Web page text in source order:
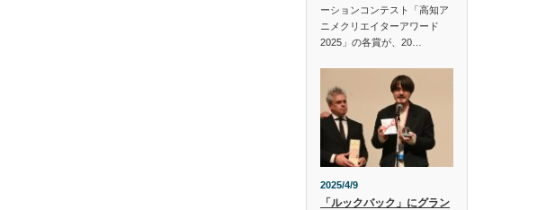
ーションコンテスト「高知ア
ニメクリエイターアワード
2025」の各賞が、20…
2025/4/9
「ルックバック」にグラン